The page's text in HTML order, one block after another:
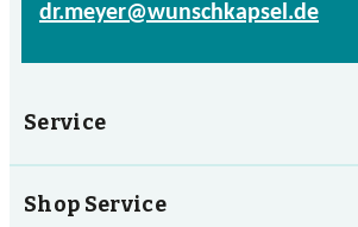
dr.meyer@wunschkapsel.de
Service
Shop Service